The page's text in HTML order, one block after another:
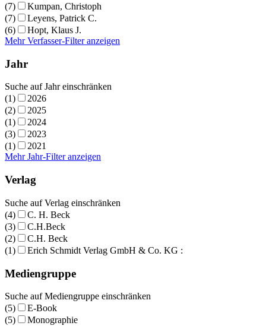
(7)
Kumpan, Christoph
(7)
Leyens, Patrick C.
(6)
Hopt, Klaus J.
Mehr Verfasser-Filter anzeigen
Jahr
Suche auf Jahr einschränken
(1)
2026
(2)
2025
(1)
2024
(3)
2023
(1)
2021
Mehr Jahr-Filter anzeigen
Verlag
Suche auf Verlag einschränken
(4)
C. H. Beck
(3)
C.H.Beck
(2)
C.H. Beck
(1)
Erich Schmidt Verlag GmbH & Co. KG :
Mediengruppe
Suche auf Mediengruppe einschränken
(5)
E-Book
(5)
Monographie